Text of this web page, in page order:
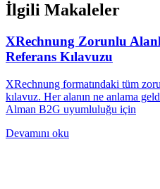
İlgili Makaleler
XRechnung Zorunlu
Referans Kılavuzu
XRechnung formatındaki tüm
kılavuz. Her alanın ne anlama
Alman B2G uyumluluğu için
Devamını oku